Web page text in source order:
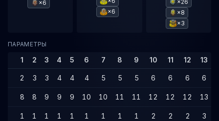
×6
×6
×26
×8
×3
ПАРАМЕТРЫ
1 2 3 4 5 6 7 8 9 10 11 12 13
2 3 3 4 4 4 5 5 5 6 6 6 6
8 8 9 9 9 10 10 11 11 12 12 12 13
1 1 1 1 1 1 1 1 1 2 2 2 3